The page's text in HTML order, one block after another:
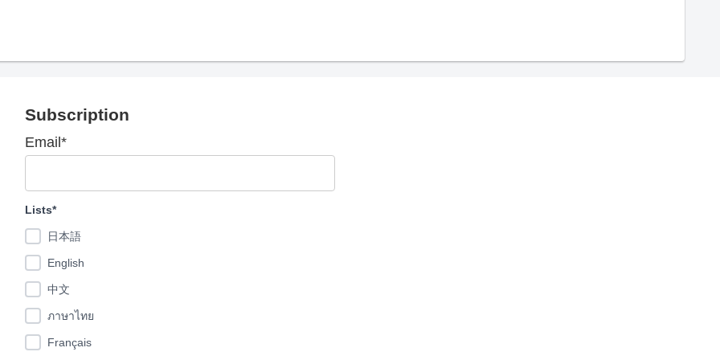
Subscription
Email*
Lists*
日本語
English
中文
ภาษาไทย
Français